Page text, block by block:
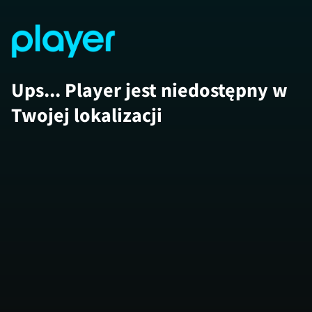
Ups... Player jest niedostępny w
Twojej lokalizacji